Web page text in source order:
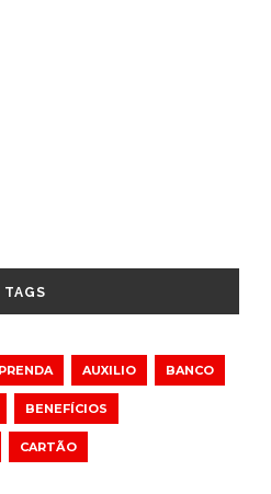
TAGS
AUXILIO BANCO
BENEFÍCIOS
CARTÃO